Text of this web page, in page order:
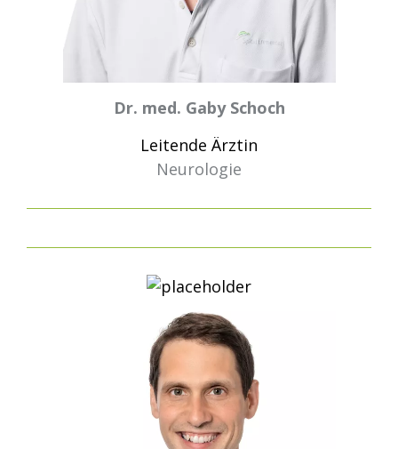
Dr. med. Gaby Schoch
Leitende Ärztin
Neurologie